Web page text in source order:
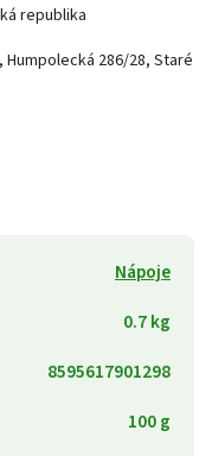
republika
Humpolecká 286/28, Staré
Nápoje
0.7 kg
8595617901298
100 g